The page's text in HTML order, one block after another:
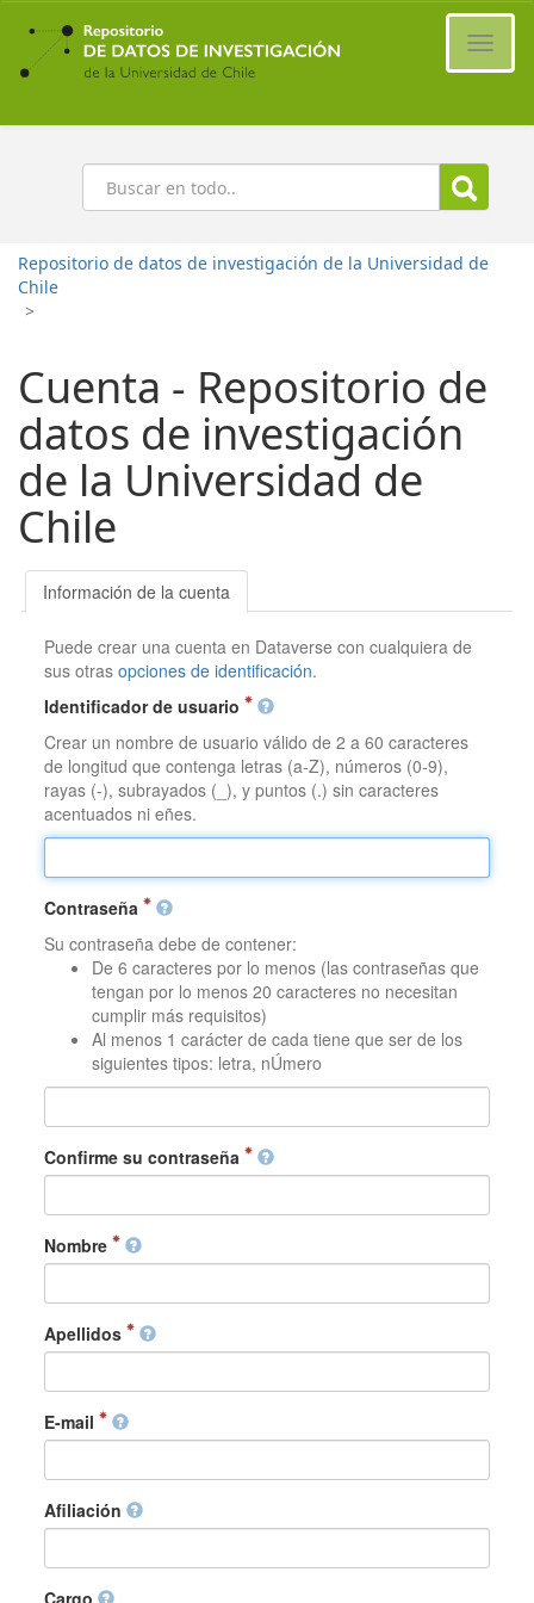
Ir
contenido
principal
Buscar
Repositorio de datos de investigación de la Universidad de
Chile
>
Cuenta - Repositorio de
datos de investigación
de la Universidad de
Chile
Información de la cuenta
Puede crear una cuenta en Dataverse con cualquiera de
sus otrasopciones de identificación.
Identificador de usuario
Crear un nombre de usuario válido de 2 a 60 caracteres
de longitud que contenga letras (a-Z), números (0-9),
rayas (-), subrayados (_), y puntos (.) sin caracteres
acentuados ni eñes.
Contraseña
Su contraseña debe de contener:
De 6 caracteres por lo menos (las contraseñas que
tengan por lo menos 20 caracteres no necesitan
cumplir más requisitos)
Al menos 1 carácter de cada tiene que ser de los
siguientes tipos: letra, nÚmero
Confirme su contraseña
Nombre
Apellidos
E-mail
Afiliación
Cargo